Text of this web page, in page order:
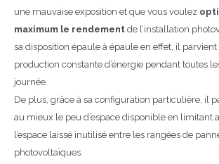
une mauvaise exposition et que vous voulez
maximum le rendement de l’installation
sa disposition épaule à épaule en effet, il
production constante d’énergie pendant toutes
journée.
De plus, grâce à sa configuration particulière, il
au mieux le peu d’espace disponible en limitant
l’espace laissé inutilisé entre les rangées de
photovoltaïques.